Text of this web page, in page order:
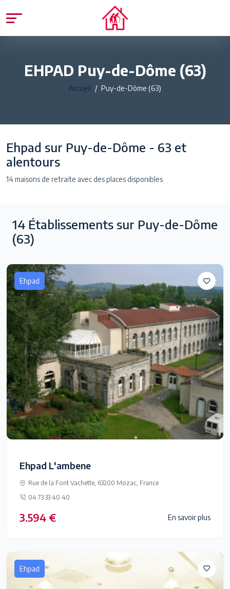
EHPAD Puy-de-Dôme (63)
Accueil Puy-de-Dôme (63)
Ehpad sur Puy-de-Dôme - 63 et
alentours
14 maisons de retraite avec des places disponibles
14 Établissements sur Puy-de-Dôme
(63)
Ehpad
Ehpad L'ambene
Rue de la Font Vachette, 63200 Mozac, France
04 73 33 40 40
3.594 € En savoir plus
Ehpad